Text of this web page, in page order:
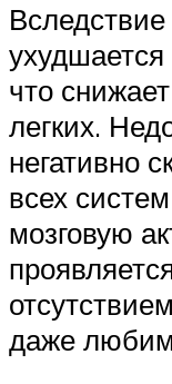
что
легких.
негативно
всех
мозговую
даже